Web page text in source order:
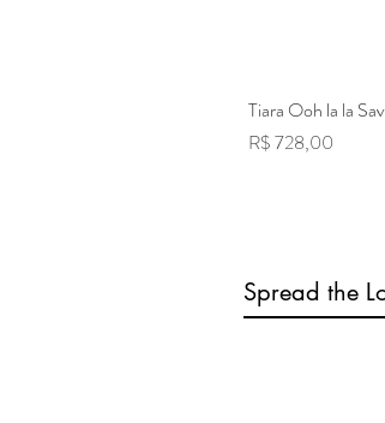
Tiara Ooh la la
Preço
R$ 728,00
Spread the